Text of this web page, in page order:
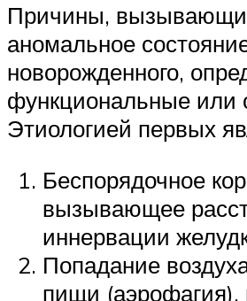
Причины,
аномальное
новорожденного,
функциональные или
Этиологией первых
Беспорядочное
вызывающее
иннервации
Попадание
пищи (аэрофагия),